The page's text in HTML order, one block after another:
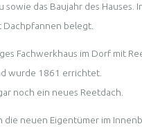
sowie das Baujahr des
belegt.
Fachwerkhaus im Dorf mit
wurde 1861 errichtet.
noch ein neues Reetdach.
die neuen Eigentümer im